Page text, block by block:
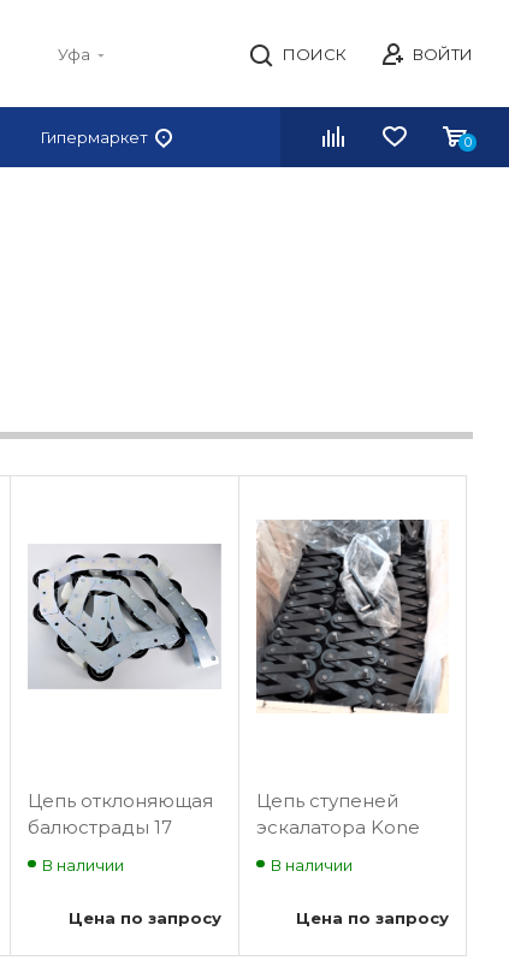
Уфа ПОИСК ВОЙТИ
Гипермаркет 0
Цепь отклоняющая
балюстрады 17
В наличии
Цена по запросу
Цепь ступеней
эскалатора Kone
В наличии
Цена по запросу